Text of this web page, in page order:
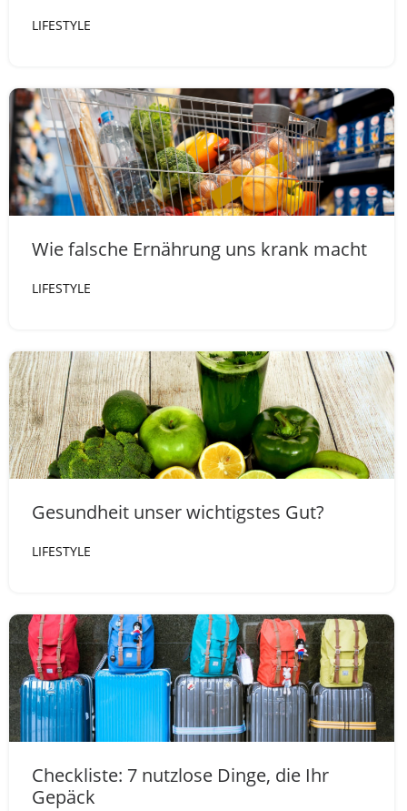
LIFESTYLE
Wie falsche Ernährung uns krank macht
LIFESTYLE
Gesundheit unser wichtigstes Gut?
LIFESTYLE
Checkliste: 7 nutzlose Dinge, die Ihr
Gepäck